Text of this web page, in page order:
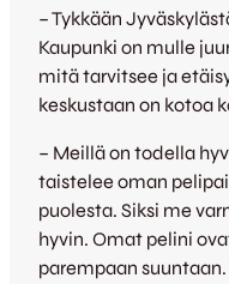
– Tykkään
Kaupunki on mulle
mitä tarvitsee ja
keskustaan on kotoa
– Meillä on todella
taistelee oman
puolesta. Siksi me
hyvin. Omat pelini
parempaan